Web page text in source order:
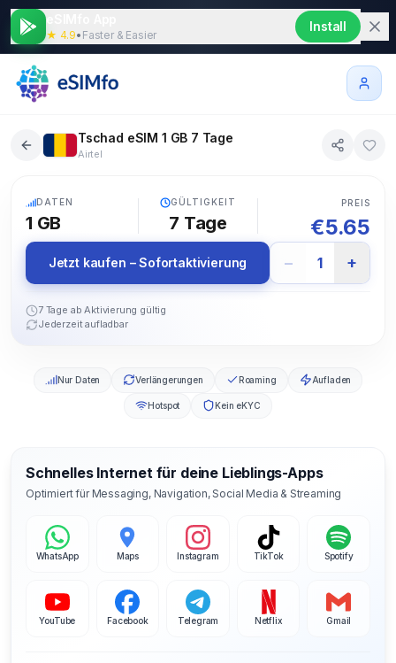
★ 4.9• Faster & Easier
Install
Tschad eSIM 1 GB 7 Tage
Airtel
DATEN
1 GB
GÜLTIGKEIT
7 Tage
PREIS
€5.65
Jetzt kaufen – Sofortaktivierung − 1 +
7 Tage ab Aktivierung gültig
Jederzeit aufladbar
Nur Daten Verlängerungen Roaming Aufladen
Hotspot Kein eKYC
Schnelles Internet für deine Lieblings-Apps
Optimiert für Messaging, Navigation, Social Media & Streaming
WhatsApp Maps Instagram TikTok Spotify
YouTube Facebook Telegram Netflix Gmail